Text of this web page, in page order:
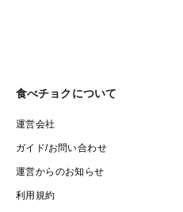
食べチョクについて
運営会社
ガイド/お問い合わせ
運営からのお知らせ
利用規約